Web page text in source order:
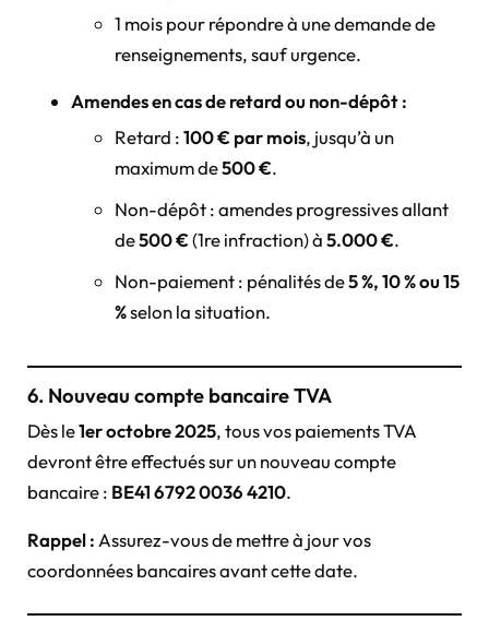
1 mois pour répondre à une demande de
renseignements, sauf urgence.
Amendes en cas de retard ou non-dépôt :
Retard :100 € par mois, jusqu’à un
maximum de500 €.
Non-dépôt : amendes progressives allant
de500 €(1re infraction) à5.000 €.
Non-paiement : pénalités de5 %, 10 % ou 15
%selon la situation.
6. Nouveau compte bancaire TVA
Dès le1er octobre 2025, tous vos paiements TVA
devront être effectués sur un nouveau compte
bancaire : BE41 6792 0036 4210.
Rappel : Assurez-vous de mettre à jour vos
coordonnées bancaires avant cette date.